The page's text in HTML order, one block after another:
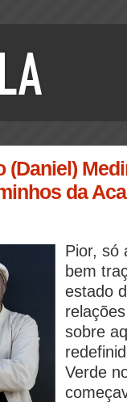
(Daniel)
da
Pior, só
bem
estado
sobre
Verde